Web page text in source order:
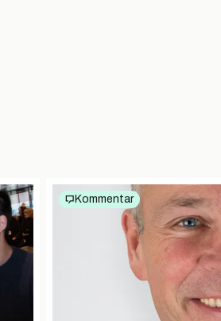
Kommentar